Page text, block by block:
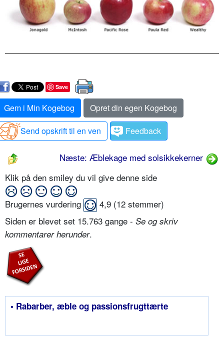
Save
Gem i Min Kogebog
Opret din egen Kogebog
Send opskrift til en ven
Feedback
Næste: Æblekage med solsikkekerner
Klik på den smiley du vil give denne side
Brugernes vurdering 4,9 (12 stemmer)
Siden er blevet set 15.763 gange - Se og skriv
kommentarer herunder.
• Rabarber, æble og passionsfrugttærte